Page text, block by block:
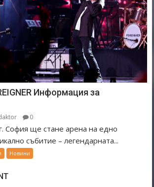
Информация за
0
София ще стане арена на едно
събитие – легендарната...
Новини